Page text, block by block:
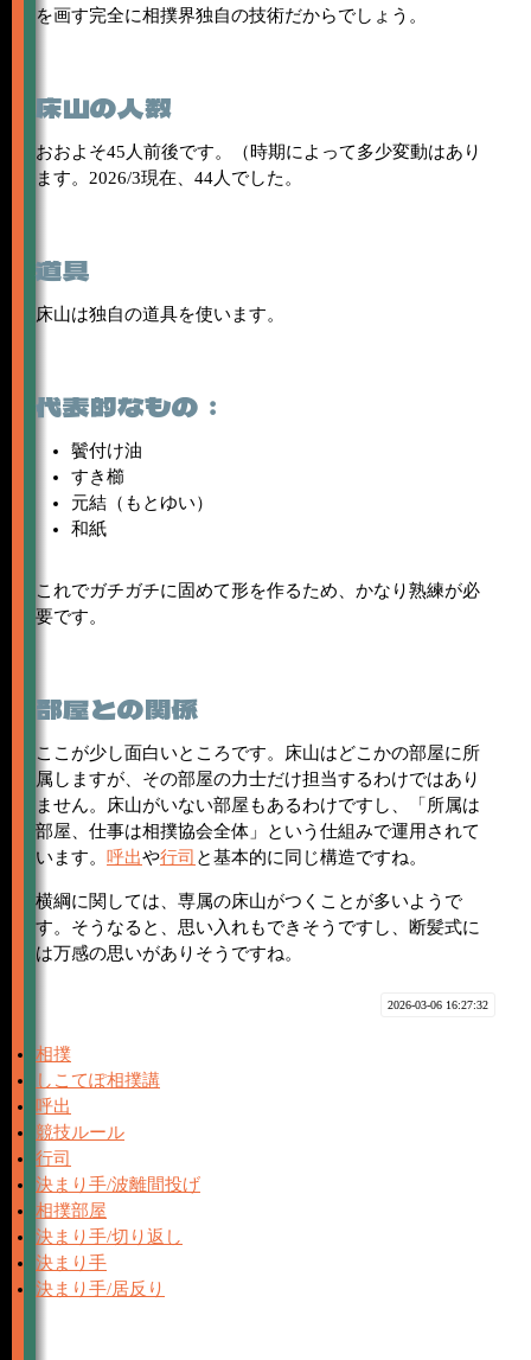
を画す完全に相撲界独自の技術だからでしょう。
床山の人数
おおよそ45人前後です。（時期によって多少変動はあり
ます。2026/3現在、44人でした。
道具
床山は独自の道具を使います。
代表的なもの：
鬢付け油
すき櫛
元結（もとゆい）
和紙
これでガチガチに固めて形を作るため、かなり熟練が必
要です。
部屋との関係
ここが少し面白いところです。床山はどこかの部屋に所
属しますが、その部屋の力士だけ担当するわけではあり
ません。床山がいない部屋もあるわけですし、「所属は
部屋、仕事は相撲協会全体」という仕組みで運用されて
います。 呼出や行司 と基本的に同じ構造ですね。
横綱に関しては、専属の床山がつくことが多いようで
す。そうなると、思い入れもできそうですし、断髪式に
は万感の思いがありそうですね。
2026-03-06 16:27:32
相撲
しこてぽ相撲講
呼出
競技ルール
行司
決まり手/波離間投げ
相撲部屋
決まり手/切り返し
決まり手
決まり手/居反り